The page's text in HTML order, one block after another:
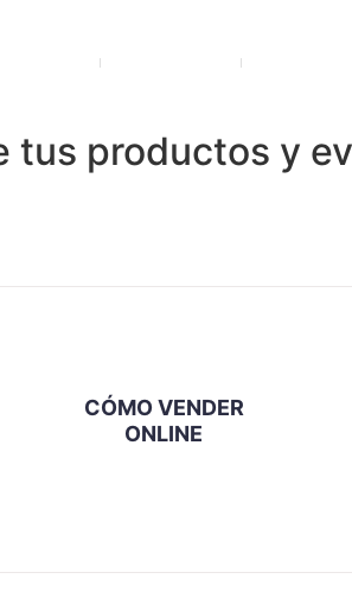
tus productos y
CÓMO VENDER
ONLINE